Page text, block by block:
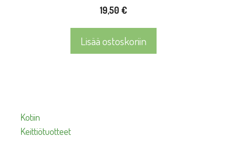
19,50 €
Lisää ostoskoriin
Kotiin
Keittiötuotteet